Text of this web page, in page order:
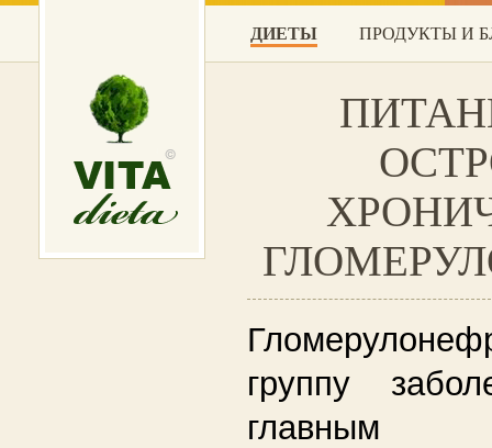
ДИЕТЫ ПРОДУКТЫ И
группу